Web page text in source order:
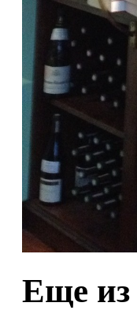
Еще из